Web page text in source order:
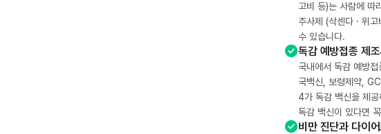
고비 등)는 사람에 따
주사제 (삭센다 · 위
수 있습니다.
독감 예방접종 제
국내에서 독감 예방
국백신, 보령제약,
4가 독감 백신을 제
독감 백신이 있다면
비만 진단과 다이